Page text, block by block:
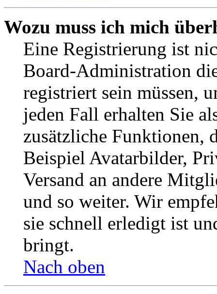
Wozu muss ich mich
Eine Registrierung ist
Board-Administration
registriert sein müssen,
jeden Fall erhalten Sie
zusätzliche Funktionen,
Beispiel Avatarbilder,
Versand an andere
und so weiter. Wir
sie schnell erledigt ist
bringt.
Nach oben